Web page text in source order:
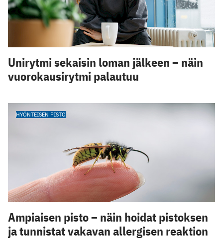
Unirytmi sekaisin loman jälkeen – näin
vuorokausirytmi palautuu
HYÖNTEISEN PISTO
Ampiaisen pisto – näin hoidat pistoksen
ja tunnistat vakavan allergisen reaktion